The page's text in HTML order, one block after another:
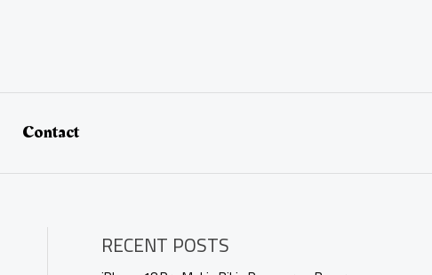
Contact
RECENT POSTS